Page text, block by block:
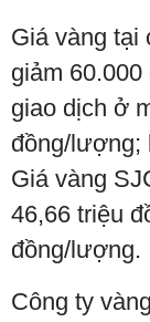
Giá vàng tại
giảm
giao dịch ở
đồng/lượng;
Giá vàng
46,66 triệu
đồng/lượng.
Công ty